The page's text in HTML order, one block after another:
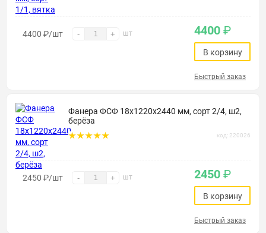
4400 ₽/шт - + шт 4400 ₽
В корзину
Быстрый заказ
Фанера ФСФ 18х1220х2440 мм, сорт 2/4, ш2,
берёза
код: 220026
2450 ₽/шт - + шт 2450 ₽
В корзину
Быстрый заказ